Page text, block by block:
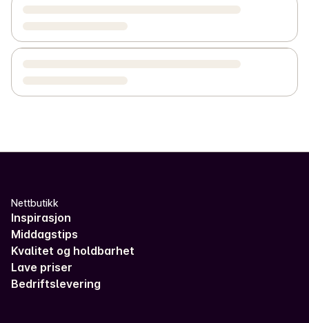
Nettbutikk
Inspirasjon
Middagstips
Kvalitet og holdbarhet
Lave priser
Bedriftslevering